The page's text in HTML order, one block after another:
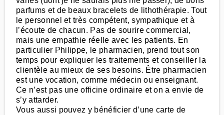
parfums et de beaux bracelets de lithothérapie. Tout
le personnel et très compétent, sympathique et à
l’écoute de chacun. Pas de sourire commercial,
mais une empathie réelle avec les patients. En
particulier Philippe, le pharmacien, prend tout son
temps pour expliquer les traitements et conseiller la
clientèle au mieux de ses besoins. Être pharmacien
est une vocation, comme médecin ou enseignant.
Ce n’est pas une officine ordinaire et on a envie de
s’y attarder.
Vous aussi pouvez y bénéficier d’une carte de